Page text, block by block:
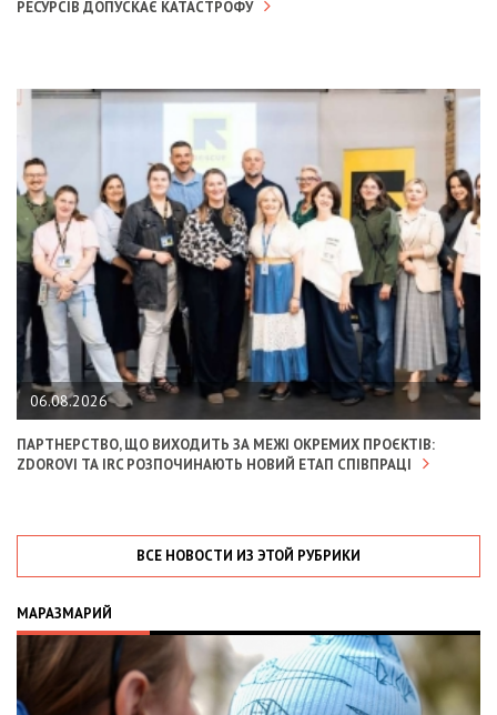
РЕСУРСІВ ДОПУСКАЄ КАТАСТРОФУ
06.08.2026
ПАРТНЕРСТВО, ЩО ВИХОДИТЬ ЗА МЕЖІ ОКРЕМИХ ПРОЄКТІВ:
ZDOROVI ТА IRC РОЗПОЧИНАЮТЬ НОВИЙ ЕТАП СПІВПРАЦІ
ВСЕ НОВОСТИ ИЗ ЭТОЙ РУБРИКИ
МАРАЗМАРИЙ